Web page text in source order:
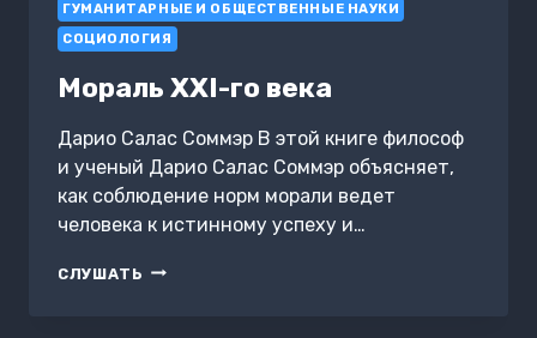
ГУМАНИТАРНЫЕ И ОБЩЕСТВЕННЫЕ НАУКИ
СОЦИОЛОГИЯ
Мораль XXI-го века
Дарио Салас Соммэр В этой книге философ
и ученый Дарио Салас Соммэр объясняет,
как соблюдение норм морали ведет
человека к истинному успеху и…
СЛУШАТЬ МОРАЛЬ